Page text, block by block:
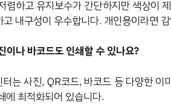
렴하고 유지보수가 간단하지만 색상이
내구성이 우수합니다. 개인용이라면
이나 바코드도 인쇄할 수 있나요?
는 사진, QR코드, 바코드 등 다양한
에 최적화되어 있습니다.